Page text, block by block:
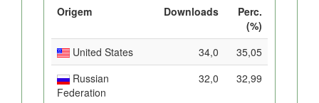
Origem Downloads
Perc.
(%)
United States
34,0
35,05
Russian
Federation
32,0 32,99